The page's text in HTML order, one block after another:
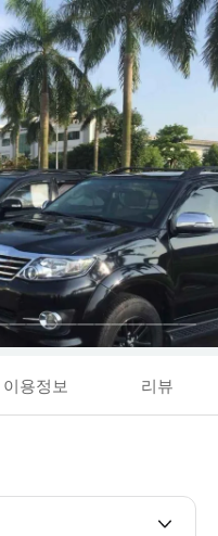
이용정보 리뷰